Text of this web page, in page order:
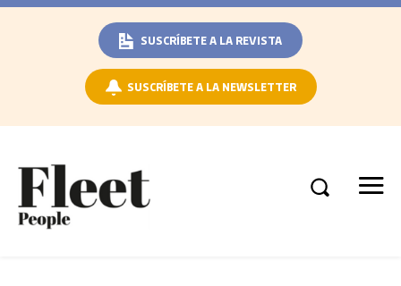
SUSCRÍBETE A LA REVISTA
SUSCRÍBETE A LA NEWSLETTER